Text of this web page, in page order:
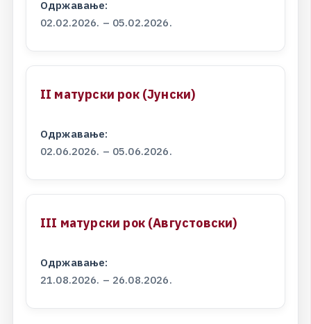
Одржавање:
02.02.2026. – 05.02.2026.
II матурски рок (Јунски)
Одржавање:
02.06.2026. – 05.06.2026.
III матурски рок (Августовски)
Одржавање:
21.08.2026. – 26.08.2026.